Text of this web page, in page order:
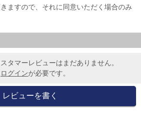
ますので、それに同意いただく場合のみ
タマーレビューはまだありません。
ログインが必要です。